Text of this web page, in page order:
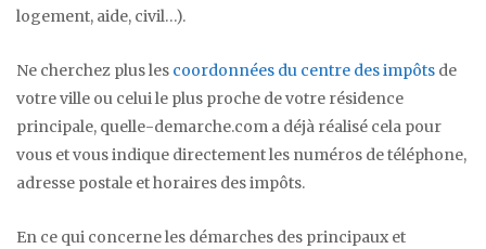
logement, aide, civil…).
Ne cherchez plus les coordonnées du centre des impôts de
votre ville ou celui le plus proche de votre résidence
principale, quelle-demarche.com a déjà réalisé cela pour
vous et vous indique directement les numéros de téléphone,
adresse postale et horaires des impôts.
En ce qui concerne les démarches des principaux et